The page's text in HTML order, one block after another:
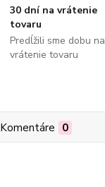
30 dní na vrátenie
tovaru
Predĺžili sme dobu na
vrátenie tovaru
Komentáre 0